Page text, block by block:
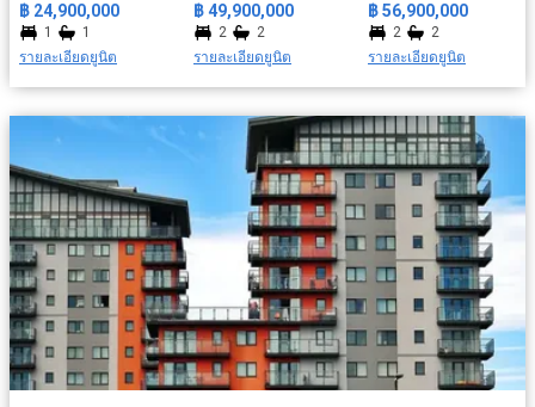
฿ 24,900,000
1
1
รายละเอียดยูนิต
฿ 49,900,000
2
2
รายละเอียดยูนิต
฿ 56,900,000
2
2
รายละเอียดยูนิต